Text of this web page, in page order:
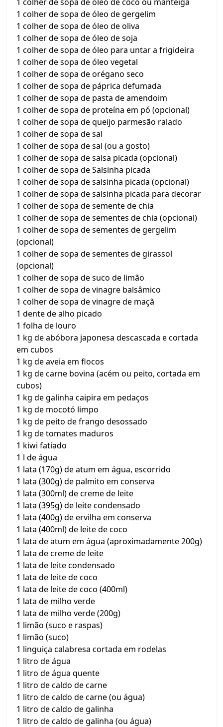
1 colher de sopa de óleo de gergelim
1 colher de sopa de óleo de oliva
1 colher de sopa de óleo de soja
1 colher de sopa de óleo para untar a frigideira
1 colher de sopa de óleo vegetal
1 colher de sopa de orégano seco
1 colher de sopa de páprica defumada
1 colher de sopa de pasta de amendoim
1 colher de sopa de proteína em pó (opcional)
1 colher de sopa de queijo parmesão ralado
1 colher de sopa de sal
1 colher de sopa de sal (ou a gosto)
1 colher de sopa de salsa picada (opcional)
1 colher de sopa de Salsinha picada
1 colher de sopa de salsinha picada (opcional)
1 colher de sopa de salsinha picada para decorar
1 colher de sopa de semente de chia
1 colher de sopa de sementes de chia (opcional)
1 colher de sopa de sementes de gergelim
(opcional)
1 colher de sopa de sementes de girassol
(opcional)
1 colher de sopa de suco de limão
1 colher de sopa de vinagre balsâmico
1 colher de sopa de vinagre de maçã
1 dente de alho picado
1 folha de louro
1 kg de abóbora japonesa descascada e cortada
em cubos
1 kg de aveia em flocos
1 kg de carne bovina (acém ou peito, cortada em
cubos)
1 kg de galinha caipira em pedaços
1 kg de mocotó limpo
1 kg de peito de frango desossado
1 kg de tomates maduros
1 kiwi fatiado
1 l de água
1 lata (170g) de atum em água, escorrido
1 lata (300g) de palmito em conserva
1 lata (300ml) de creme de leite
1 lata (395g) de leite condensado
1 lata (400g) de ervilha em conserva
1 lata (400ml) de leite de coco
1 lata de atum em água (aproximadamente 200g)
1 lata de creme de leite
1 lata de leite condensado
1 lata de leite de coco
1 lata de leite de coco (400ml)
1 lata de milho verde
1 lata de milho verde (200g)
1 limão (suco e raspas)
1 limão (suco)
1 linguiça calabresa cortada em rodelas
1 litro de água
1 litro de água quente
1 litro de caldo de carne
1 litro de caldo de carne (ou água)
1 litro de caldo de galinha
1 litro de caldo de galinha (ou água)